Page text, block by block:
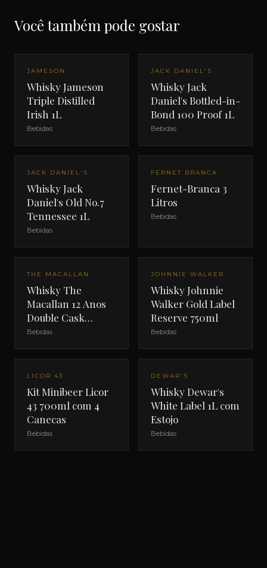
Você também pode gostar
JAMESON
Whisky Jameson
Triple Distilled
Irish 1L
Bebidas
JACK DANIEL'S
Whisky Jack
Daniel's Bottled-in-
Bond 100 Proof 1L
Bebidas
JACK DANIEL'S
Whisky Jack
Daniel's Old No.7
Tennessee 1L
Bebidas
FERNET BRANCA
Fernet-Branca 3
Litros
Bebidas
THE MACALLAN
Whisky The
Macallan 12 Anos
Double Cask
700ml com Estojo
Bebidas
JOHNNIE WALKER
Whisky Johnnie
Walker Gold Label
Reserve 750ml
Bebidas
LICOR 43
Kit Minibeer Licor
43 700ml com 4
Canecas
Bebidas
DEWAR'S
Whisky Dewar's
White Label 1L com
Estojo
Bebidas